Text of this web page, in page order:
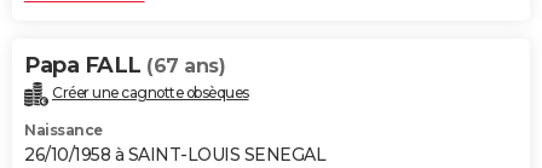
Papa FALL (67 ans)
Créer une cagnotte obsèques
Naissance
26/10/1958 à SAINT-LOUIS SENEGAL